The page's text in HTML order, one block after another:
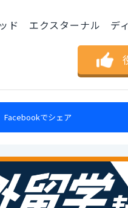
ッド エクスターナル デ
Facebookでシェア